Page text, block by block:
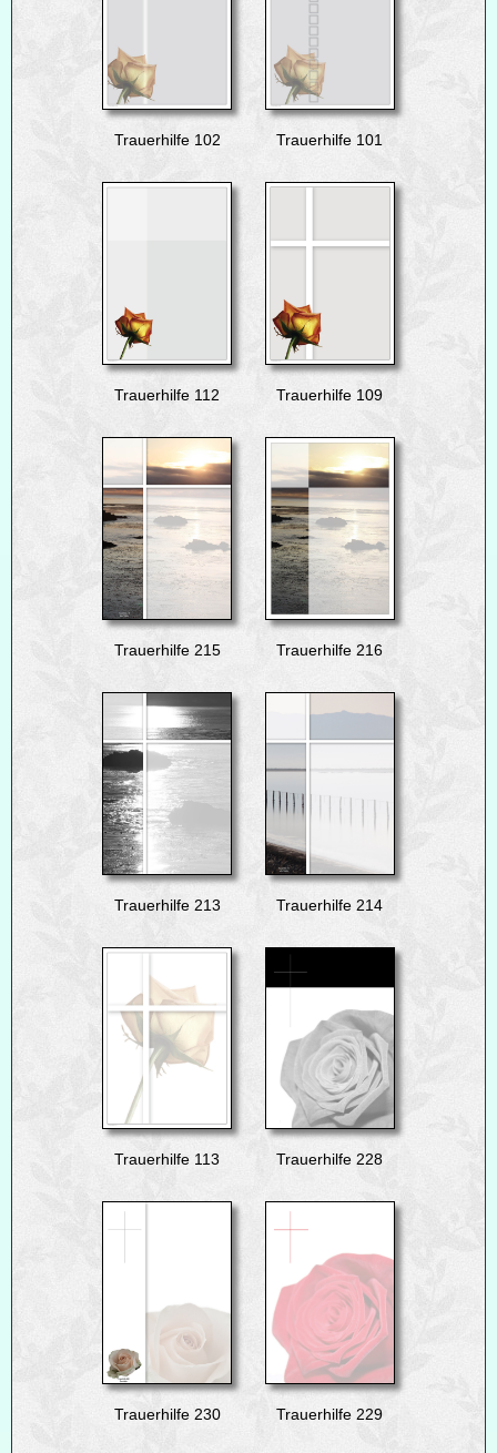
Trauerhilfe 102 Trauerhilfe 101
Trauerhilfe 112 Trauerhilfe 109
Trauerhilfe 215 Trauerhilfe 216
Trauerhilfe 213 Trauerhilfe 214
Trauerhilfe 113 Trauerhilfe 228
Trauerhilfe 230 Trauerhilfe 229